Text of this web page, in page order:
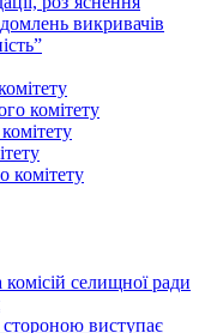
викривачів
комітету
комітету
комісій селищної ради
стороною виступає